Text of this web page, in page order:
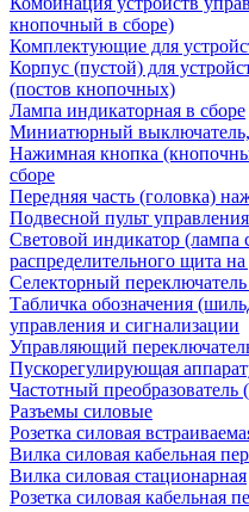
кнопочный в сборе)
Комплектующие для
Корпус (пустой) для
(постов кнопочных)
Лампа индикаторная в сборе
Миниатюрный выключатель,
Нажимная кнопка
сборе
Передняя часть (головка)
Подвесной пульт
Световой индикатор (лампа
распределительного щита
Селекторный переключатель
Табличка обозначения
управления и сигнализации
Управляющий
Пускорегулирующая
Частотный преобразователь
Разъемы силовые
Розетка силовая
Вилка силовая кабельная
Вилка силовая стационарная
Розетка силовая кабельная